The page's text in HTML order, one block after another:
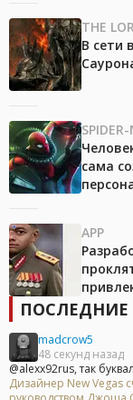
THE
В сети
сама
APP
madcrow5
48 секунд назад
@alexx92rus, так
Дизайнер New Vegas